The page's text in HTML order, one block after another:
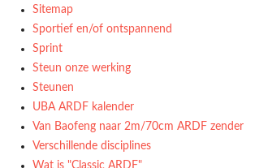
Sitemap
Sportief en/of ontspannend
Sprint
Steun onze werking
Steunen
UBA ARDF kalender
Van Baofeng naar 2m/70cm ARDF zender
Verschillende disciplines
Wat is "Classic ARDF"